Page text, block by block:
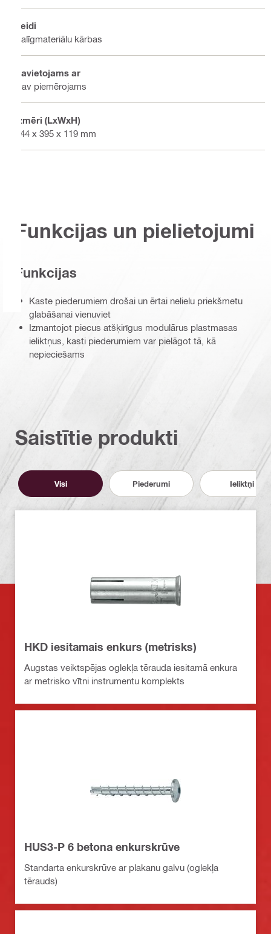
Veidi
Palīgmateriālu kārbas
Savietojams ar
Nav piemērojams
Izmēri (LxWxH)
444 x 395 x 119 mm
Funkcijas un pielietojumi
Funkcijas
Kaste piederumiem drošai un ērtai nelielu priekšmetu
glabāšanai vienuviet
Izmantojot piecus atšķirīgus modulārus plastmasas
ieliktņus, kasti piederumiem var pielāgot tā, kā
nepieciešams
Saistītie produkti
Visi Piederumi Ieliktņi
HKD iesitamais enkurs (metrisks)
Augstas veiktspējas oglekļa tērauda iesitamā enkura
ar metrisko vītni instrumentu komplekts
HUS3-P 6 betona enkurskrūve
Standarta enkurskrūve ar plakanu galvu (oglekļa
tērauds)